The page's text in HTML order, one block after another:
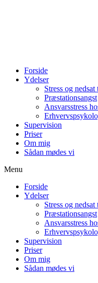
Forside
Ydelser
Stress og nedsat
Præstationsangst
Ansvarsstress
Supervision
Priser
Om mig
Sådan mødes vi
Menu
Forside
Ydelser
Stress og nedsat
Præstationsangst
Ansvarsstress
Supervision
Priser
Om mig
Sådan mødes vi